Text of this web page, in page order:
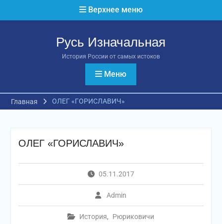
Верхнее меню
Русь Изначальная
История России от самых истоков
Меню
Главная ОЛЕГ «ГОРИСЛАВИЧ»
ОЛЕГ «ГОРИСЛАВИЧ»
05.11.2017
Admin
История, Рюриковичи